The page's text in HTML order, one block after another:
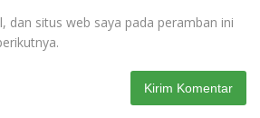
dan situs web saya pada peramban ini